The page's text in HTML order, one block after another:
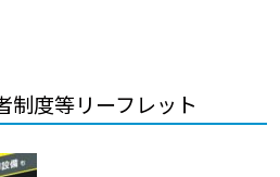
制度等リーフレット